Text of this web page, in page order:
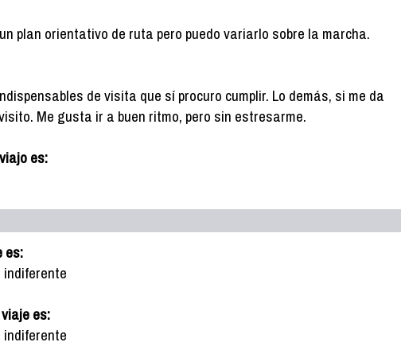
plan orientativo de ruta pero puedo variarlo sobre la marcha.
de visita que sí procuro cumplir. Lo demás, si me da
Me gusta ir a buen ritmo, pero sin estresarme.
es:
es:
indiferente
es:
indiferente